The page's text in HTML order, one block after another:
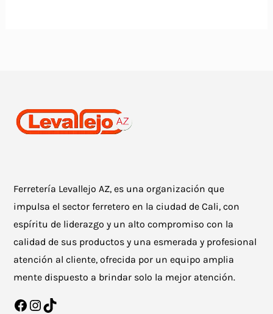
Ferretería Levallejo AZ, es una organización que
impulsa el sector ferretero en la ciudad de Cali, con
espíritu de liderazgo y un alto compromiso con la
calidad de sus productos y una esmerada y profesional
atención al cliente, ofrecida por un equipo amplia
mente dispuesto a brindar solo la mejor atención.
Facebook
Instagram
TikTok